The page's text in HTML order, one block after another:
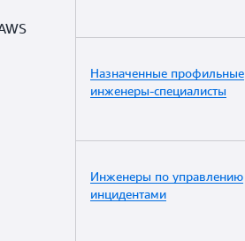
Назначенные профильные
инженеры-специалисты
Инженеры по управлению
инцидентами